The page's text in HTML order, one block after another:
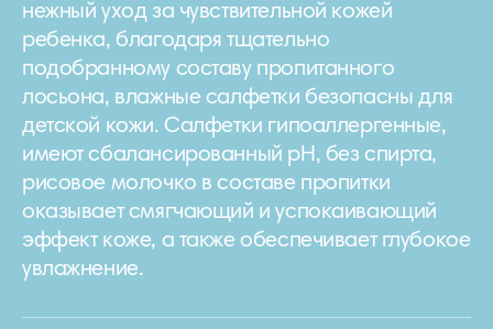
нежный уход за чувствительной кожей
ребенка, благодаря тщательно
подобранному составу пропитанного
лосьона, влажные салфетки безопасны для
детской кожи. Салфетки гипоаллергенные,
имеют сбалансированный pH, без спирта,
рисовое молочко в составе пропитки
оказывает смягчающий и успокаивающий
эффект коже, а также обеспечивает глубокое
увлажнение.